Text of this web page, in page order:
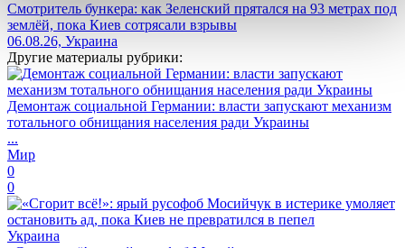
Смотритель бункера: как Зеленский прятался на 93 метрах под
землёй, пока Киев сотрясали взрывы
06.08.26, Украина
Другие материалы рубрики:
Демонтаж социальной Германии: власти запускают механизм
тотального обнищания населения ради Украины
...
Мир
0
0
Украина